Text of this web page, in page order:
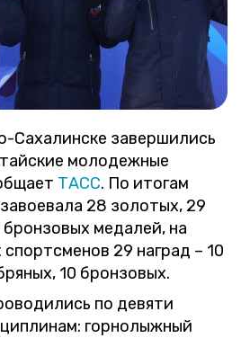
Сахалинске завершились
молодежные
ТАСС. По итогам
28 золотых, 29
медалей, на
29 наград – 10
10 бронзовых.
по девяти
горнолыжный